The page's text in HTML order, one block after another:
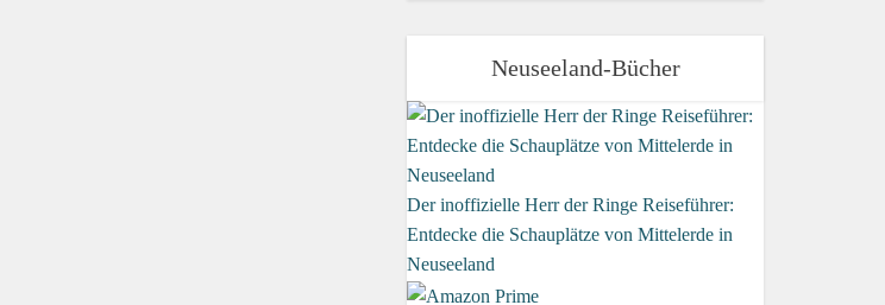
Neuseeland-Bücher
Der inoffizielle Herr der Ringe Reiseführer:
Entdecke die Schauplätze von Mittelerde in
Neuseeland